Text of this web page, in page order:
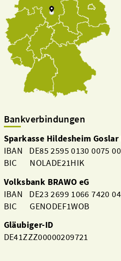
Bankverbindungen
Sparkasse Hildesheim Goslar
IBAN DE85 2595 0130 0075
BIC NOLADE21HIK
Volksbank BRAWO eG
IBAN DE23 2699 1066 7420
BIC GENODEF1WOB
Gläubiger-ID
DE41ZZZ00000209721